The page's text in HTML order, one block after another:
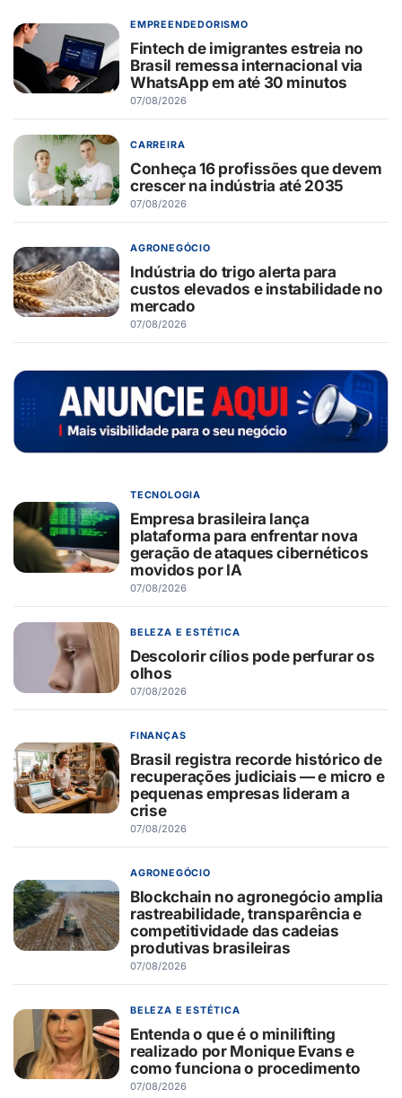
EMPREENDEDORISMO
Fintech de imigrantes estreia no
Brasil remessa internacional via
WhatsApp em até 30 minutos
07/08/2026
CARREIRA
Conheça 16 profissões que devem
crescer na indústria até 2035
07/08/2026
AGRONEGÓCIO
Indústria do trigo alerta para
custos elevados e instabilidade no
mercado
07/08/2026
TECNOLOGIA
Empresa brasileira lança
plataforma para enfrentar nova
geração de ataques cibernéticos
movidos por IA
07/08/2026
BELEZA E ESTÉTICA
Descolorir cílios pode perfurar os
olhos
07/08/2026
FINANÇAS
Brasil registra recorde histórico de
recuperações judiciais — e micro e
pequenas empresas lideram a
crise
07/08/2026
AGRONEGÓCIO
Blockchain no agronegócio amplia
rastreabilidade, transparência e
competitividade das cadeias
produtivas brasileiras
07/08/2026
BELEZA E ESTÉTICA
Entenda o que é o minilifting
realizado por Monique Evans e
como funciona o procedimento
07/08/2026